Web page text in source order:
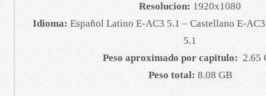
Resolucion: 1920x1080
Idioma: Español Latino E-AC3 5.1 – Castellano E-
5.1
Peso aproximado por capitulo: 2.65
Peso total: 8.08 GB